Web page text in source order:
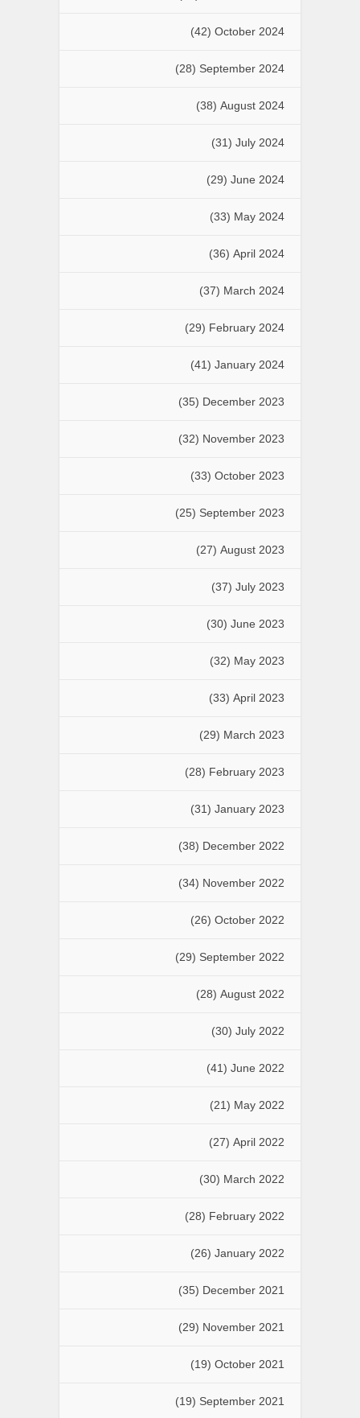
October 2024
(42)
September 2024
(28)
August 2024
(38)
July 2024
(31)
June 2024
(29)
May 2024
(33)
April 2024
(36)
March 2024
(37)
February 2024
(29)
January 2024
(41)
December 2023
(35)
November 2023
(32)
October 2023
(33)
September 2023
(25)
August 2023
(27)
July 2023
(37)
June 2023
(30)
May 2023
(32)
April 2023
(33)
March 2023
(29)
February 2023
(28)
January 2023
(31)
December 2022
(38)
November 2022
(34)
October 2022
(26)
September 2022
(29)
August 2022
(28)
July 2022
(30)
June 2022
(41)
May 2022
(21)
April 2022
(27)
March 2022
(30)
February 2022
(28)
January 2022
(26)
December 2021
(35)
November 2021
(29)
October 2021
(19)
September 2021
(19)